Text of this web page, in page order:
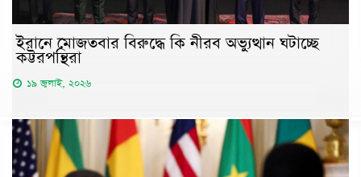
ইরানে মোজতবার বিরুদ্ধে কি নীরব অভ্যুত্থান ঘটাচ্ছে
কট্টরপন্থিরা
১৯ জুলাই, ২০২৬